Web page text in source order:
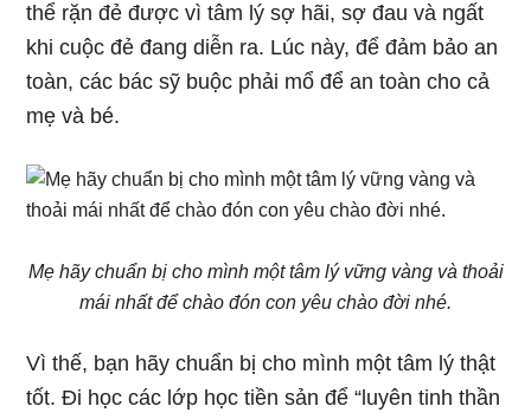
thể rặn đẻ được vì tâm lý sợ hãi, sợ đau và ngất
khi cuộc đẻ đang diễn ra. Lúc này, để đảm bảo an
toàn, các bác sỹ buộc phải mổ để an toàn cho cả
mẹ và bé.
Mẹ hãy chuẩn bị cho mình một tâm lý vững vàng và thoải
mái nhất để chào đón con yêu chào đời nhé.
Vì thế, bạn hãy chuẩn bị cho mình một tâm lý thật
tốt. Đi học các lớp học tiền sản để “luyên tinh thần